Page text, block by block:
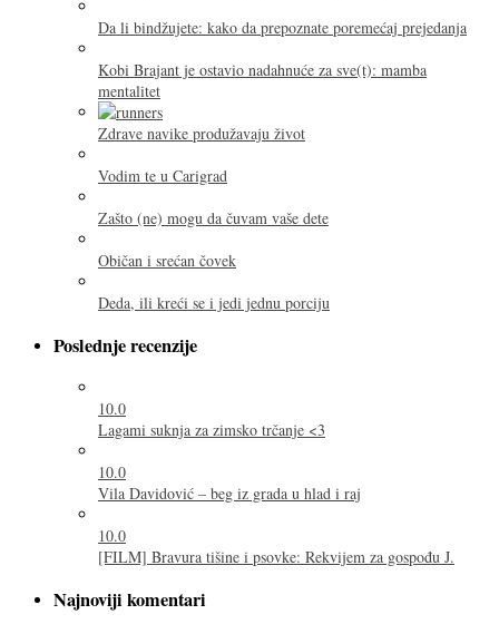
Da li bindžujete: kako da prepoznate poremećaj prejedanja
Kobi Brajant je ostavio nadahnuće za sve(t): mamba
mentalitet
Zdrave navike produžavaju život
Vodim te u Carigrad
Zašto (ne) mogu da čuvam vaše dete
Običan i srećan čovek
Deda, ili kreći se i jedi jednu porciju
Poslednje recenzije
10.0
Lagami suknja za zimsko trčanje <3
10.0
Vila Davidović – beg iz grada u hlad i raj
10.0
[FILM] Bravura tišine i psovke: Rekvijem za gospođu J.
Najnoviji komentari